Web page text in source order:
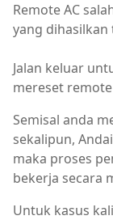
Remote AC
yang dihasilkan
Jalan keluar
mereset
Semisal anda
sekalipun,
maka proses
bekerja secara
Untuk kasus